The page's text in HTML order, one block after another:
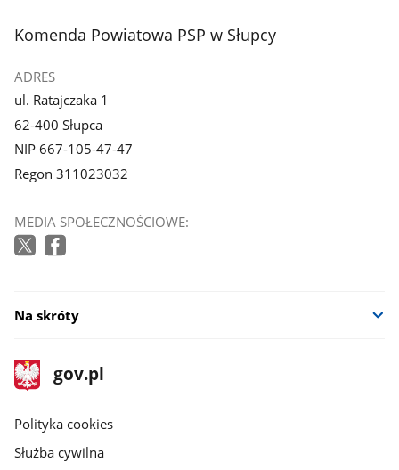
galerii.
galerii.
stopka
Komenda Powiatowa PSP w Słupcy
ADRES
ul. Ratajczaka 1
62-400 Słupca
NIP 667-105-47-47
Regon 311023032
MEDIA SPOŁECZNOŚCIOWE:
Na skróty
stopka
gov.pl
Strona
gov.pl
gov.pl
Polityka cookies
Służba cywilna